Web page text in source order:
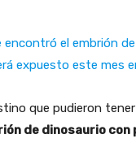
encontró el embrión
expuesto este mes
que pudieron
de dinosaurio